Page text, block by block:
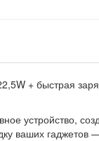
+ быстрая
устройство,
ваших